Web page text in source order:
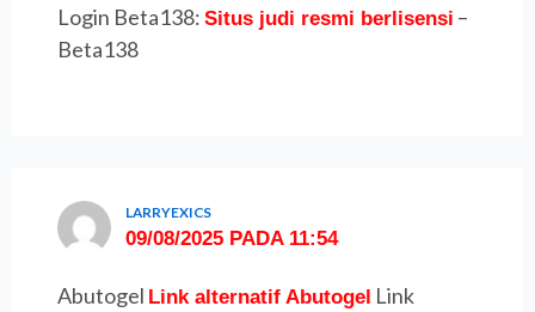
Login Beta138:Situs judi resmi berlisensi –
Beta138
LARRYEXICS
09/08/2025 PADA 11:54
Abutogel Link alternatif Abutogel Link